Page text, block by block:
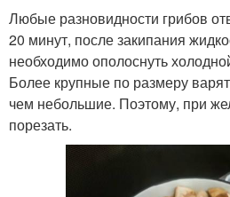
Любые разновидности грибов
20 минут, после закипания
необходимо ополоснуть
Более крупные по размеру
чем небольшие. Поэтому, при
порезать.